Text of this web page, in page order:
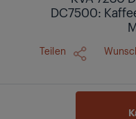
DC7500:
Teilen